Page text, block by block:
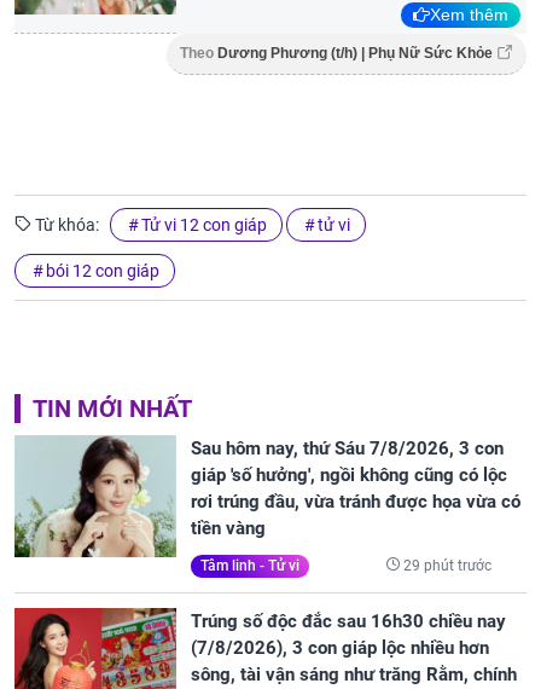
Xem thêm
Theo Dương Phương (t/h) | Phụ Nữ Sức Khỏe
Từ khóa: Tử vi 12 con giáp tử vi
bói 12 con giáp
TIN MỚI NHẤT
Sau hôm nay, thứ Sáu 7/8/2026, 3 con
giáp 'số hưởng', ngồi không cũng có lộc
rơi trúng đầu, vừa tránh được họa vừa có
tiền vàng
Tâm linh - Tử vi 29 phút trước
Trúng số độc đắc sau 16h30 chiều nay
(7/8/2026), 3 con giáp lộc nhiều hơn
sông, tài vận sáng như trăng Rằm, chính